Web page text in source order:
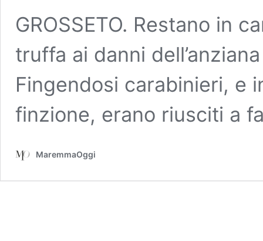
GROSSETO. Restano in
truffa ai danni
Fingendosi carabinieri, e
finzione, erano riusciti a
MaremmaOggi